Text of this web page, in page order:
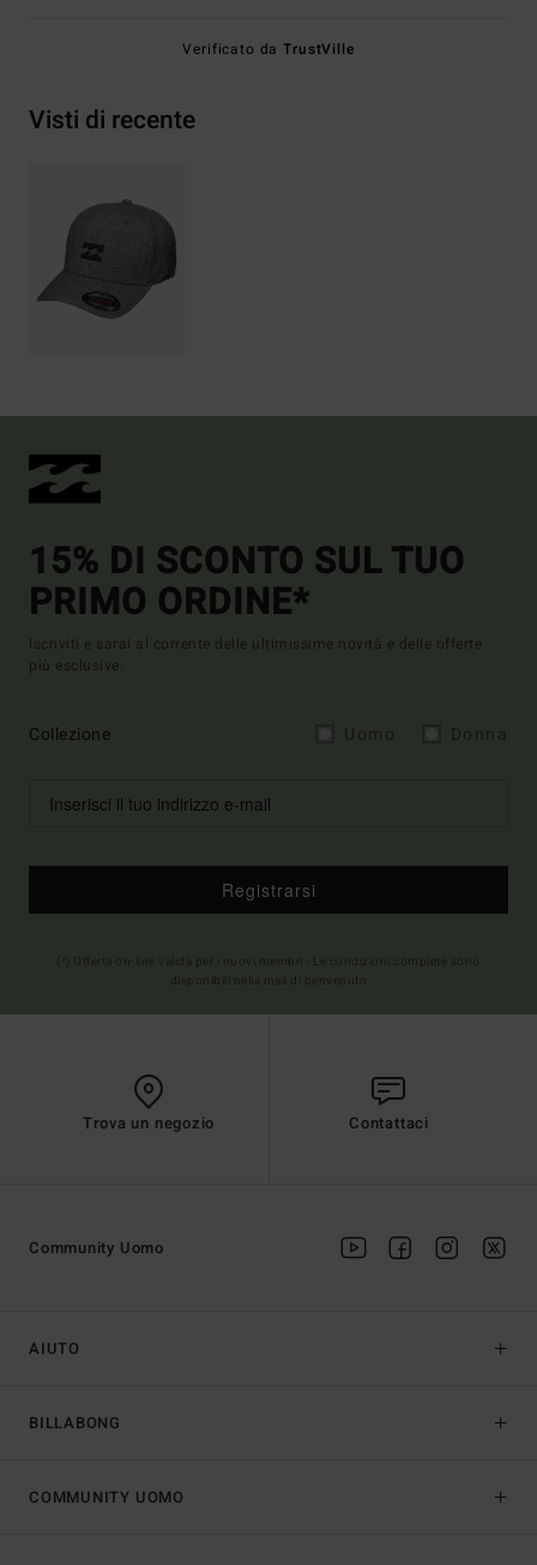
Verificato daTrustVille
Visti di recente
15% DI SCONTO SUL TUO
PRIMO ORDINE*
Iscriviti e sarai al corrente delle ultimissime novità e delle offerte
più esclusive.
Collezione
Registrarsi
Trova un negozio Contattaci
AIUTO
BILLABONG
Community Uomo
COMMUNITY UOMO